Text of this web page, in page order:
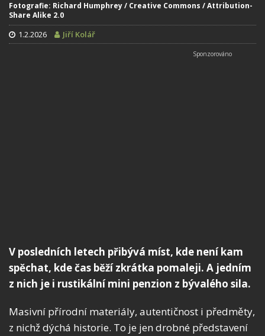
Fotografie: Richard Humphrey / Creative Commons / Attribution-
Share Alike 2.0
1.2.2026 Jiří Kolář
V posledních letech přibývá míst, kde není kam
spěchat, kde čas běží zkrátka pomaleji. A jedním
z nich je i rustikální mini penzion z bývalého sila.
Masivní přírodní materiály, autentičnost i předměty,
z nichž dýchá historie. To je jen drobné představení